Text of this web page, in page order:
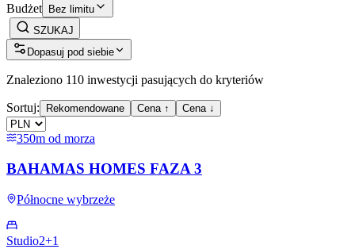
Budżet Bez limitu
SZUKAJ
Dopasuj pod siebie
Znaleziono 110 inwestycji pasujących do kryteriów
Sortuj: Rekomendowane Cena ↑ Cena ↓
350m od morza
BAHAMAS HOMES FAZA 3
Północne wybrzeże
Studio2+1